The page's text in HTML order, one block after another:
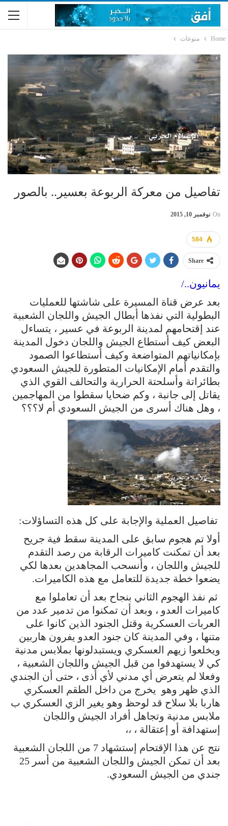
Home منوعات
تفاصيل من معركة الربوعة بعسير.. بالصور
On نوفمبر 10, 2015
584
Share
يمانيون../
بعد عرض قناة المسيرة على شاشتها للعمليات
البطولية التي نفذها أبطال الجيش واللجان الشعبية
عند إقتحامهم لمدينة الربوعة في عسير ، يتساءل
البعض كيف أستطاع الجيش واللجان دخول المدينة
بإمكانياتهم المتواضعة وكيف أستطاعوا الصمود
والتقدم أمام الإمكانيات المتطورة للجيش السعودي
بطائراتة وأسلحتة الحرارية والتحالف القوي الذي
يقاتل إلى جانبة ، وكم ضحايا سقطوا من المهاجمين
، وهل هناك أسرى من الجيش السعودي أم لا؟؟؟
تفاصيل العملية والإجابة على كل هذه التساؤلات:
أولا تم هجوم سابق على المدينة سقط فية جريح
بعد أن تمكنت كاميرات الرقابة من رصد التقدم
للجيش واللجان ، وأنسحب المجاهدين بعدها لكي
يضعوا خطة جديدة للتعامل مع هذه الكاميرات.
ثم نفذ الهجوم الثاني بنجاح بعد أن تعاملوا مع
كاميرات العدو ، وبعد أن تمكنوا من تدمير عدد من
العربات العسكرية وقتل الجنود الذين كانوا على
متنها ، وفي المدينة كان جنود العدو يفرون هاربين
ويخلعوا زيهم العسكري ويستبدلونها بملابس مدنية
كي لا يستهدفوا من قبل الجيش واللجان الشعبية ،
وفعلا لم يتعرض أي مدني لأي أذى ، حتى أن الجندي
الذي ظهر وهو يخرج من داخل الطقم العسكري
هاربا بلا سلاح قد لوحظ وهو يغير الزي العسكري ب
ملابس مدنية وتجاهل أفراد الجيش واللجان
إستهدافة أو إعتقالة ، ،،
نتج عن هذا الإقتحام إستشهاد 7 من اللجان الشعبية
بعد أن تمكن الجيش واللجان الشعبية من أسر 25
جندي من الجيش السعودي.